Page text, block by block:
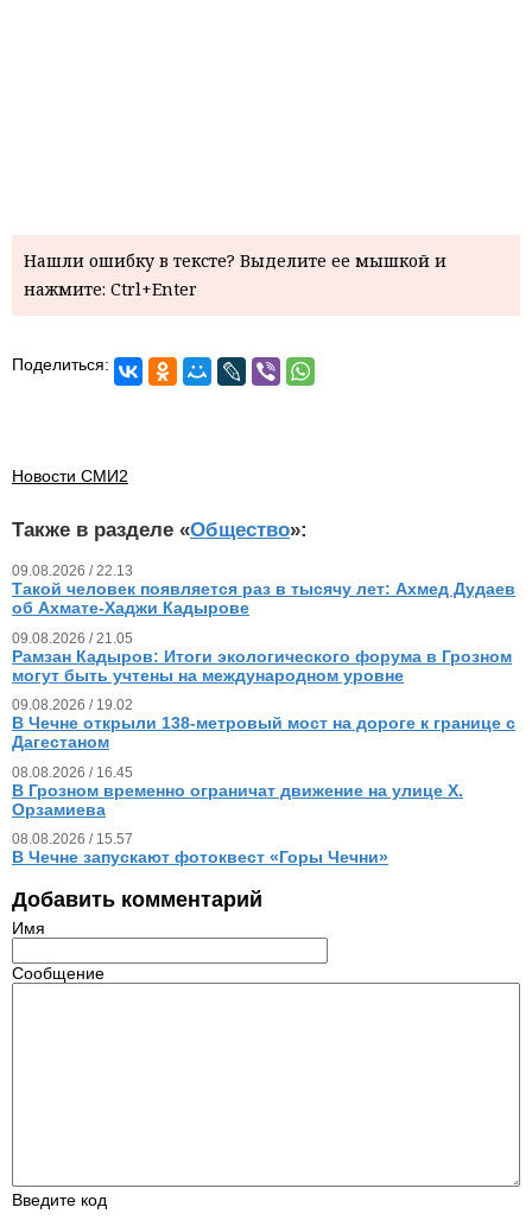
Нашли ошибку в тексте? Выделите ее мышкой и
нажмите: Ctrl+Enter
Поделиться:
Новости СМИ2
Также в разделе «Общество»:
09.08.2026 / 22.13
Такой человек появляется раз в тысячу лет: Ахмед Дудаев
об Ахмате-Хаджи Кадырове
09.08.2026 / 21.05
Рамзан Кадыров: Итоги экологического форума в Грозном
могут быть учтены на международном уровне
09.08.2026 / 19.02
В Чечне открыли 138-метровый мост на дороге к границе с
Дагестаном
08.08.2026 / 16.45
В Грозном временно ограничат движение на улице Х.
Орзамиева
08.08.2026 / 15.57
В Чечне запускают фотоквест «Горы Чечни»
Добавить комментарий
Имя
Сообщение
Введите код